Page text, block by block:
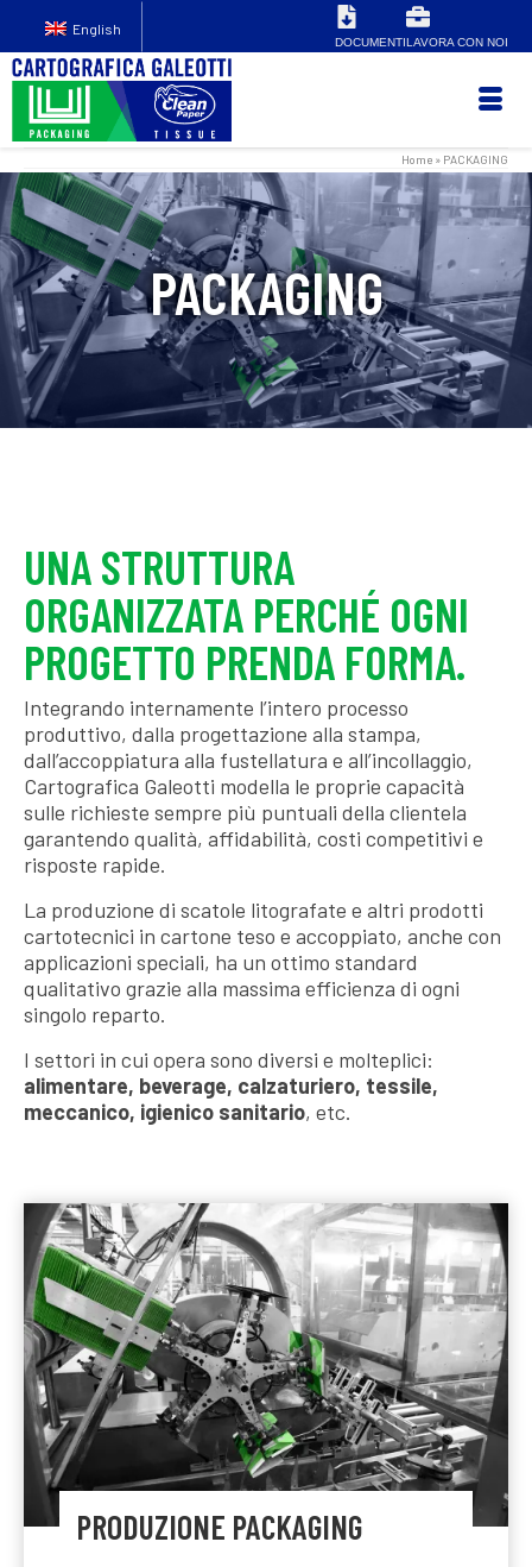
English
DOCUMENTILAVORA CON NOI
Home » PACKAGING
PACKAGING
UNA STRUTTURA
ORGANIZZATA PERCHÉ OGNI
PROGETTO PRENDA FORMA.
Integrando internamente l’intero processo
produttivo, dalla progettazione alla stampa,
dall’accoppiatura alla fustellatura e all’incollaggio,
Cartografica Galeotti modella le proprie capacità
sulle richieste sempre più puntuali della clientela
garantendo qualità, affidabilità, costi competitivi e
risposte rapide.
La produzione di scatole litografate e altri prodotti
cartotecnici in cartone teso e accoppiato, anche con
applicazioni speciali, ha un ottimo standard
qualitativo grazie alla massima efficienza di ogni
singolo reparto.
I settori in cui opera sono diversi e molteplici:
alimentare, beverage, calzaturiero, tessile,
meccanico, igienico sanitario, etc.
PRODUZIONE PACKAGING